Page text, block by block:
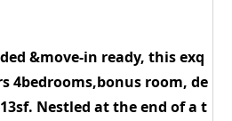
&move-in ready, this exq
4bedrooms,bonus room, de
Nestled at the end of a t